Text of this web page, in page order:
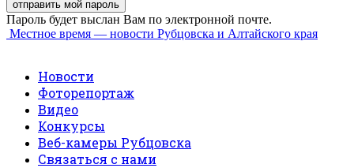
Пароль будет выслан Вам по электронной почте.
Местное время — новости Рубцовска и Алтайского края
Новости
Фоторепортаж
Видео
Конкурсы
Веб-камеры Рубцовска
Связаться с нами